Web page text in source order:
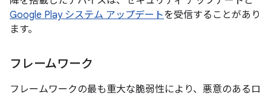
Google Play システム アップデートを受信することがあり
ます。
フレームワーク
フレームワークの最も重大な脆弱性により、悪意のあるロ